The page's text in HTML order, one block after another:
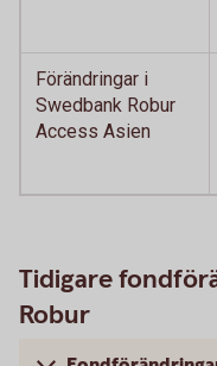
Förändringar i
Swedbank Robur
Access Asien
Tidigare
Robur